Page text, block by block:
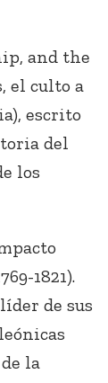
and the
el culto a
escrito
del
los
1821).
de sus
la